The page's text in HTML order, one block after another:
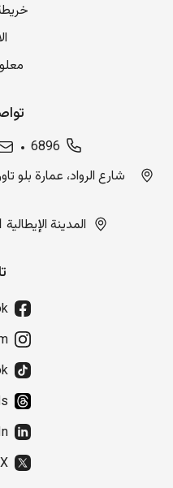
6896
المدينة الإيطالية 1، بناية 130، أربيل، العراق
X